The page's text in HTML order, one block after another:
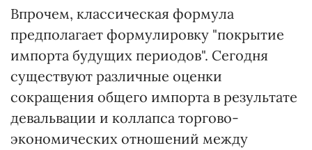
Впрочем, классическая формула
предполагает формулировку "покрытие
импорта будущих периодов". Сегодня
существуют различные оценки
сокращения общего импорта в результате
девальвации и коллапса торгово-
экономических отношений между